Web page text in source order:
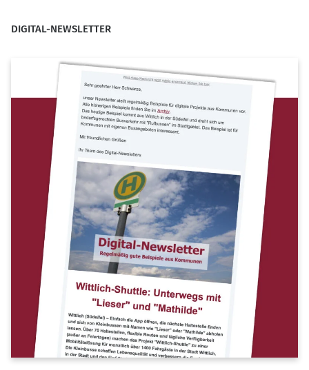
DIGITAL-NEWSLETTER